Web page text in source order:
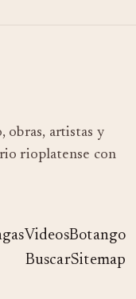
obras, artistas y
rioplatense con
VideosBotango
BuscarSitemap